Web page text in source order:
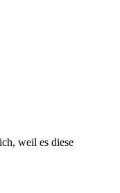
weil es diese